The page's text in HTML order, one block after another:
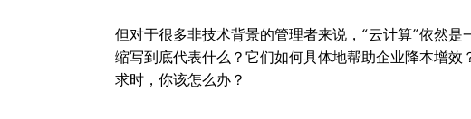
但对于很多非技术背景的管理者来说，“云计算”依然是
缩写到底代表什么？它们如何具体地帮助企业降本增
求时，你该怎么办？